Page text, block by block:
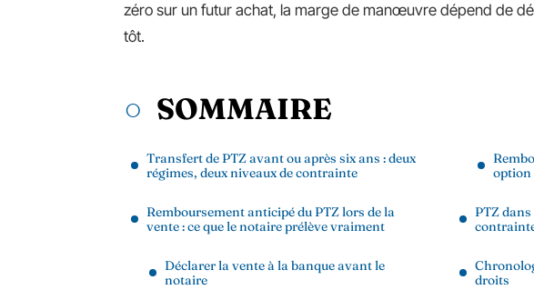
zéro sur un futur achat, la marge de manœuvre dépend de
tôt.
SOMMAIRE
Transfert de PTZ avant ou après six ans : deux
régimes, deux niveaux de contrainte
Remboursement anticipé du PTZ lors de la
vente : ce que le notaire prélève vraiment
Déclarer la vente à la banque avant le
notaire
option
PTZ dans
droits